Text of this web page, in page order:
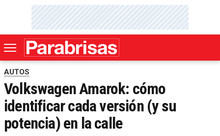
AUTOS
Volkswagen Amarok: cómo
identificar cada versión (y su
potencia) en la calle